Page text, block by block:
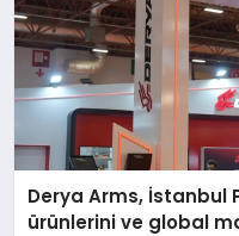
Derya Arms, İstanbul
ürünlerini ve global